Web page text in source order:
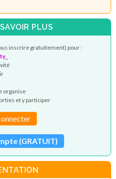
PLUS
inscrire gratuitement) pour :
organise
et y participer
(GRATUIT)